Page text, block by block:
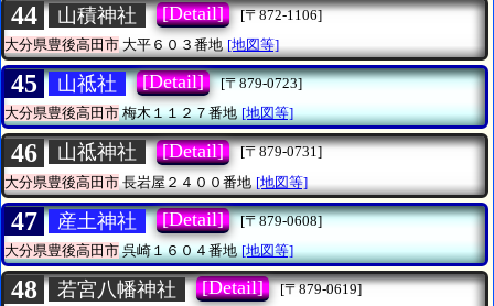
44 山積神社 [Detail]
[〒872-1106]
大分県豊後高田市大平６０３番地 [地図等]
45 山祗社 [Detail]
[〒879-0723]
大分県豊後高田市梅木１１２７番地 [地図等]
46 山祗神社 [Detail]
[〒879-0731]
大分県豊後高田市 長岩屋２４００番地 [地図等]
47 産土神社 [Detail]
[〒879-0608]
大分県豊後高田市呉崎１６０４番地 [地図等]
48 若宮八幡神社 [Detail]
[〒879-0619]